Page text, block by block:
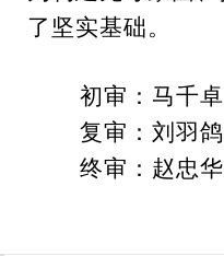
了坚实基础。
初审：马千卓
复审：刘羽鸽
终审：赵忠华